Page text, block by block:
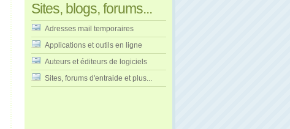
Sites, blogs, forums...
Adresses mail temporaires
Applications et outils en ligne
Auteurs et éditeurs de logiciels
Sites, forums d'entraide et plus...